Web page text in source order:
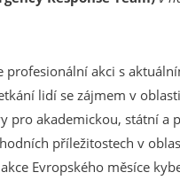
profesionální akci s
lidí se zájmem v
pro akademickou, státní a
příležitostech v
Evropského měsíce